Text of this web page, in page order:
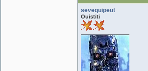
sevequipeut
Ouistiti